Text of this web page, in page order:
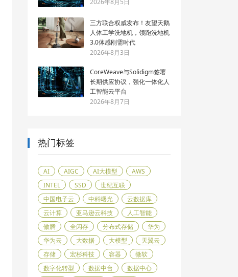
2026年8月5日
三方联合权威发布！友望天鹅
人体工学洗地机，领跑洗地机
3.0体感刚需时代
2026年8月3日
CoreWeave与Solidigm签署
长期供应协议，强化一体化人
工智能云平台
2026年8月7日
热门标签
AI AIGC AI大模型
AWS
INTEL
SSD
世纪互联
中国电子云
中科曙光
云数据库
云计算
亚马逊云科技
人工智能
傲腾
全闪存 分布式存储
华为
华为云
大数据 大模型
天翼云
存储
宏杉科技 容器
微软
数字化转型
数据中台
数据中心